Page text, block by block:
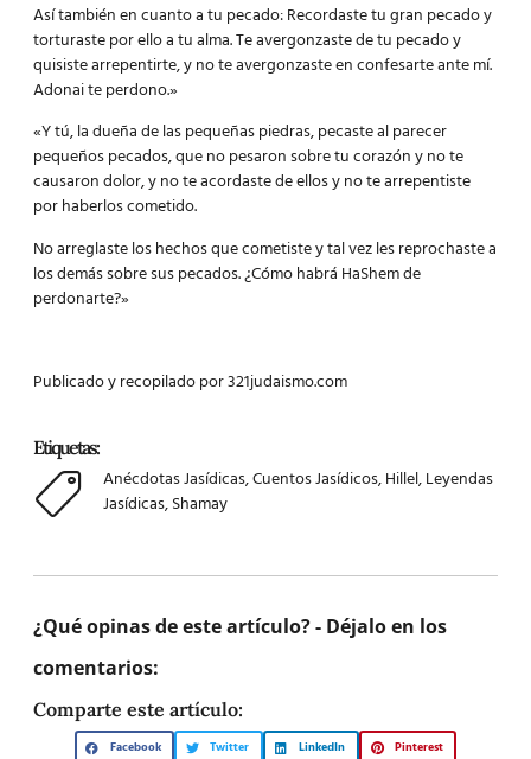
Así también en cuanto a tu pecado: Recordaste tu gran pecado y
torturaste por ello a tu alma. Te avergonzaste de tu pecado y
quisiste arrepentirte, y no te avergonzaste en confesarte ante mí.
Adonai te perdono.»
«Y tú, la dueña de las pequeñas piedras, pecaste al parecer
pequeños pecados, que no pesaron sobre tu corazón y no te
causaron dolor, y no te acordaste de ellos y no te arrepentiste
por haberlos cometido.
No arreglaste los hechos que cometiste y tal vez les reprochaste a
los demás sobre sus pecados. ¿Cómo habrá HaShem de
perdonarte?»
Publicado y recopilado por 321judaismo.com
Etiquetas:
Anécdotas Jasídicas,Cuentos Jasídicos,Hillel,Leyendas
Jasídicas,Shamay
¿Qué opinas de este artículo? - Déjalo en los
comentarios:
Comparte este artículo:
Facebook Twitter LinkedIn Pinterest